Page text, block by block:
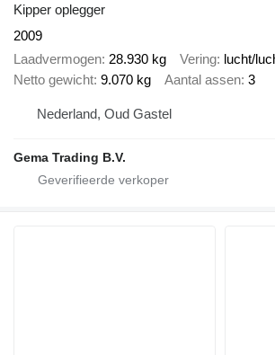
Kipper oplegger
2009
Laadvermogen 28.930 kg Vering lucht/
Netto gewicht 9.070 kg Aantal assen 3
Nederland, Oud Gastel
Gema Trading B.V.